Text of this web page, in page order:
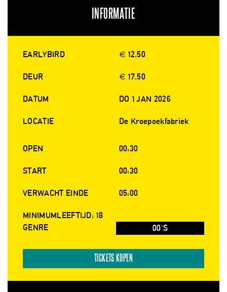
INFORMATIE
EARLYBIRD € 12.50
DEUR € 17.50
DATUM DO 1 JAN 2026
LOCATIE De Kroepoekfabriek
OPEN 00:30
START 00:30
VERWACHT EINDE 05:00
MINIMUMLEEFTIJD: 18
GENRE
00'S
TICKETS KOPEN